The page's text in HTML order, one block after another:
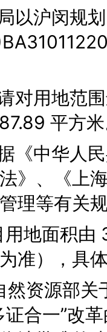
沪闵规划
用地范围
平方
中华人民
》、《上
理等有关
地面积由
准），具
源部关
证合一”改